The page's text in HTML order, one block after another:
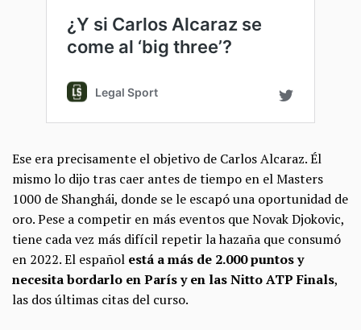
Ese era precisamente el objetivo de Carlos Alcaraz. Él
mismo lo dijo tras caer antes de tiempo en el Masters
1000 de Shanghái, donde se le escapó una oportunidad de
oro. Pese a competir en más eventos que Novak Djokovic,
tiene cada vez más difícil repetir la hazaña que consumó
en 2022. El español está a más de 2.000 puntos y
necesita bordarlo en París y en las Nitto ATP Finals,
las dos últimas citas del curso.